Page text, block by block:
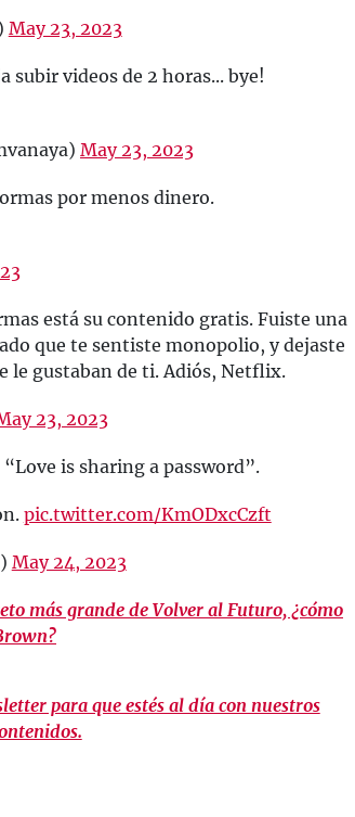
May 23, 2023
subir videos de 2 horas... bye!
May 23, 2023
por menos dinero.
está su contenido gratis. Fuiste una
que te sentiste monopolio, y dejaste
le gustaban de ti. Adiós, Netflix.
23, 2023
“Love is sharing a password”.
pic.twitter.com/KmODxcCzft
May 24, 2023
más grande de Volver al Futuro, ¿cómo
para que estés al día con nuestros